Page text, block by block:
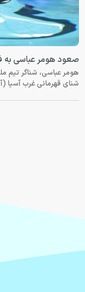
صعود هومر عباسی به فینال ۵۰ متر کرال پشت
شنای قهرمانی غرب آسیا (آستانه ۲۰۲۶) با ثبت زمان ۲۵.۶۷ ثانیه در